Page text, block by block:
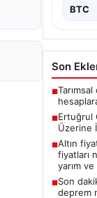
BTC
Son
■
■Ertuğrul
Üzerine
■Altın
fiyatları
yarım ve
■Son
deprem